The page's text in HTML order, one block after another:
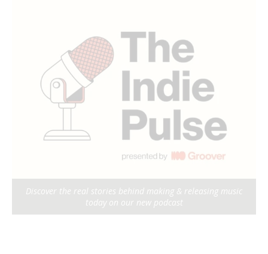
Discover the real stories behind making & releasing music
today on our new podcast